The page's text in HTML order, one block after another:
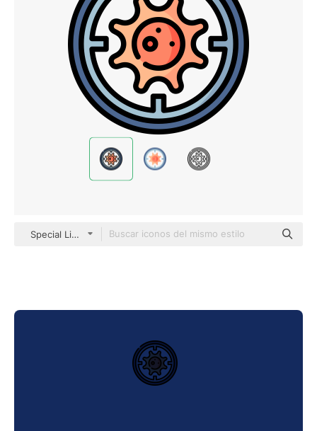
Special Lineal color